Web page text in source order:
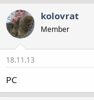
kolovrat
Member
18.11.13
РС